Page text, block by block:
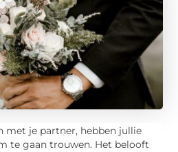
met je partner, hebben jullie
te gaan trouwen. Het belooft